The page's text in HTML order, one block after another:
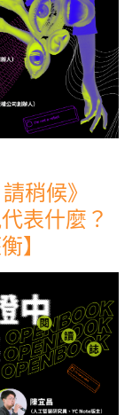
稍候》
表什麼？
】